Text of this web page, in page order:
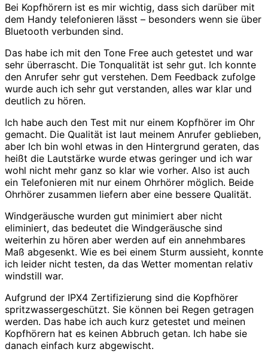
Bei Kopfhörern ist es mir wichtig, dass sich darüber mit
dem Handy telefonieren lässt – besonders wenn sie über
Bluetooth verbunden sind.
Das habe ich mit den Tone Free auch getestet und war
sehr überrascht. Die Tonqualität ist sehr gut. Ich konnte
den Anrufer sehr gut verstehen. Dem Feedback zufolge
wurde auch ich sehr gut verstanden, alles war klar und
deutlich zu hören.
Ich habe auch den Test mit nur einem Kopfhörer im Ohr
gemacht. Die Qualität ist laut meinem Anrufer geblieben,
aber Ich bin wohl etwas in den Hintergrund geraten, das
heißt die Lautstärke wurde etwas geringer und ich war
wohl nicht mehr ganz so klar wie vorher. Also ist auch
ein Telefonieren mit nur einem Ohrhörer möglich. Beide
Ohrhörer zusammen liefern aber eine bessere Qualität.
Windgeräusche wurden gut minimiert aber nicht
eliminiert, das bedeutet die Windgeräusche sind
weiterhin zu hören aber werden auf ein annehmbares
Maß abgesenkt. Wie es bei einem Sturm aussieht, konnte
ich leider nicht testen, da das Wetter momentan relativ
windstill war.
Aufgrund der IPX4 Zertifizierung sind die Kopfhörer
spritzwassergeschützt. Sie können bei Regen getragen
werden. Das habe ich auch kurz getestet und meinen
Kopfhörern hat es keinen Abbruch getan. Ich habe sie
danach einfach kurz abgewischt.